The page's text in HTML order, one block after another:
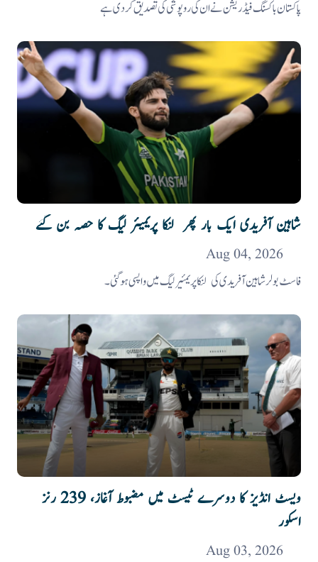
پاکستان باکسنگ فیڈریشن نے ان کی روپوشی کی تصدیق کر دی ہے
شاہین آفریدی ایک بار پھر لنکا پریمیئر لیگ کا حصہ بن گئے
Aug 04, 2026
فاسٹ بولر شاہین آفریدی کی لنکا پریمئیر لیگ میں واپسی ہوگئی۔
ویسٹ انڈیز کا دوسرے ٹیسٹ میں مضبوط آغاز، 239 رنز
اسکور
Aug 03, 2026